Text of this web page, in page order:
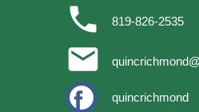
phone 819-826-2535
email
quincrichmond